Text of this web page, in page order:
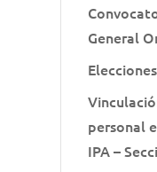
General
personal
IPA –